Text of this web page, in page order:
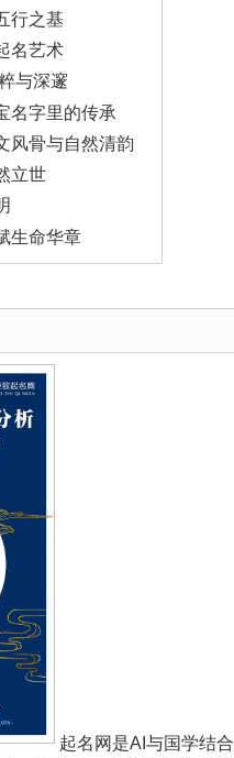
行之基
名艺术
与深邃
名字里的传承
风骨与自然清韵
立世
生命华章
起名网是AI与国学结